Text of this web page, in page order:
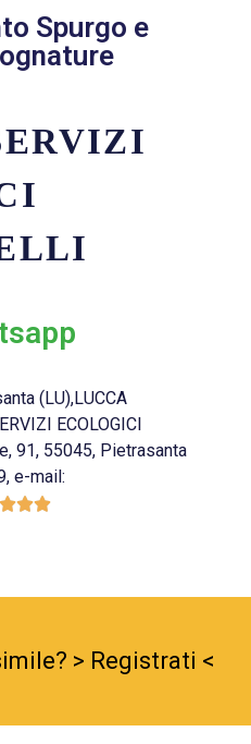
Spurgo e
(LU),LUCCA
ECOLOGICI
91, 55045, Pietrasanta
e-mail:

> Registrati <